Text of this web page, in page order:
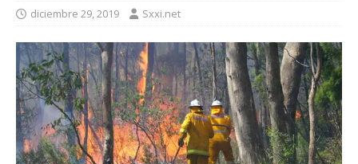
diciembre 29, 2019 Sxxi.net